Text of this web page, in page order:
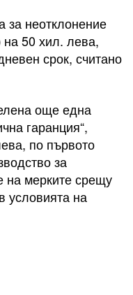
за неотклонение
на 50 хил. лева,
срок, считано
още една
гаранция“,
по първото
за
на мерките срещу
условията на